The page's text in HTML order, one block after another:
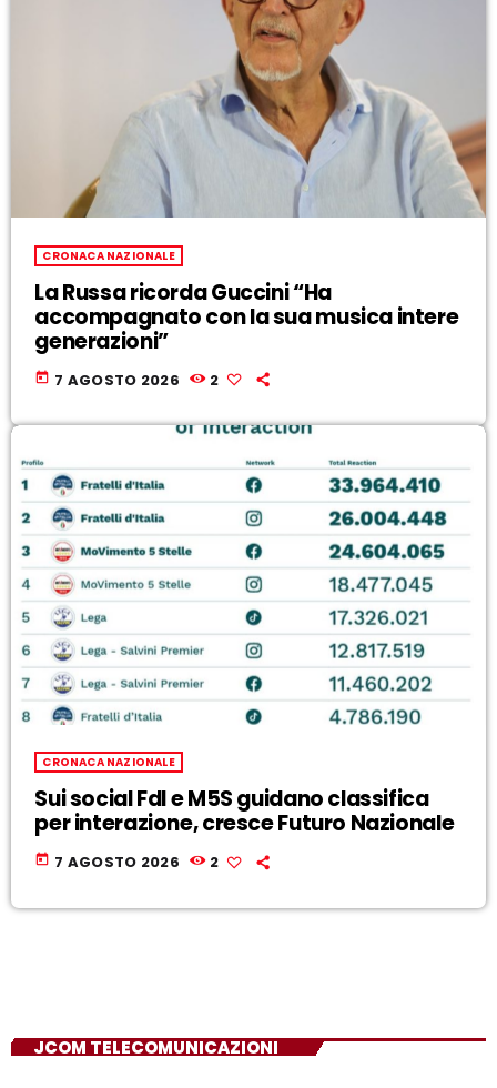
CRONACA NAZIONALE
La Russa ricorda Guccini “Ha
accompagnato con la sua musica intere
generazioni”
today 7 AGOSTO 2026 2
CRONACA NAZIONALE
Sui social FdI e M5S guidano classifica
per interazione, cresce Futuro Nazionale
today 7 AGOSTO 2026 2
JCOM TELECOMUNICAZIONI